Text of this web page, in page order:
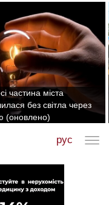
частина міста
без світла через
(оновлено)
рус